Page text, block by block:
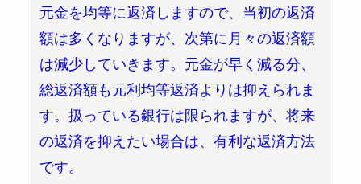
元金を均等に返済しますので、当初の返済
額は多くなりますが、次第に月々の返済額
は減少していきます。元金が早く減る分、
総返済額も元利均等返済よりは抑えられま
す。扱っている銀行は限られますが、将来
の返済を抑えたい場合は、有利な返済方法
です。